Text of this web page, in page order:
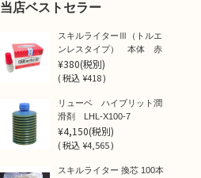
当店ベストセラー
スキルライターⅢ（トルエ
ンレスタイプ） 本体 赤
¥380(税別)
(税込¥418 )
リューベ ハイブリット潤
滑剤 LHL-X100-7
¥4,150(税別)
(税込¥4,565 )
スキルライター 換芯 100本